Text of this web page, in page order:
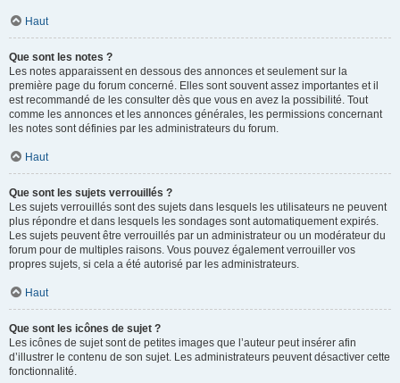
Haut
Que sont les notes ?
Les notes apparaissent en dessous des annonces et seulement sur la
première page du forum concerné. Elles sont souvent assez importantes et il
est recommandé de les consulter dès que vous en avez la possibilité. Tout
comme les annonces et les annonces générales, les permissions concernant
les notes sont définies par les administrateurs du forum.
Haut
Que sont les sujets verrouillés ?
Les sujets verrouillés sont des sujets dans lesquels les utilisateurs ne peuvent
plus répondre et dans lesquels les sondages sont automatiquement expirés.
Les sujets peuvent être verrouillés par un administrateur ou un modérateur du
forum pour de multiples raisons. Vous pouvez également verrouiller vos
propres sujets, si cela a été autorisé par les administrateurs.
Haut
Que sont les icônes de sujet ?
Les icônes de sujet sont de petites images que l’auteur peut insérer afin
d’illustrer le contenu de son sujet. Les administrateurs peuvent désactiver cette
fonctionnalité.